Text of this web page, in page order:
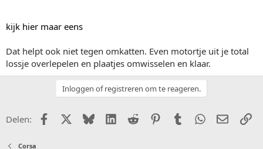
kijk hier maar eens
Dat helpt ook niet tegen omkatten. Even motortje uit je total
lossje overlepelen en plaatjes omwisselen en klaar.
Inloggen of registreren om te reageren.
Delen: FacebookX (Twitter)
BlueskyLinkedIn
Reddit PinterestTumblr WhatsApp
E-mail
Corsa